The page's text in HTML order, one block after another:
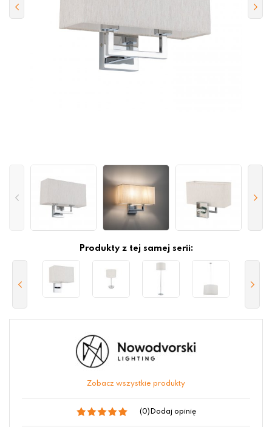
Produkty z tej samej serii:
Zobacz wszystkie produkty
(0) Dodaj opinię